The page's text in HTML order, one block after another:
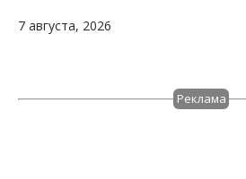
7 августа, 2026
Реклама